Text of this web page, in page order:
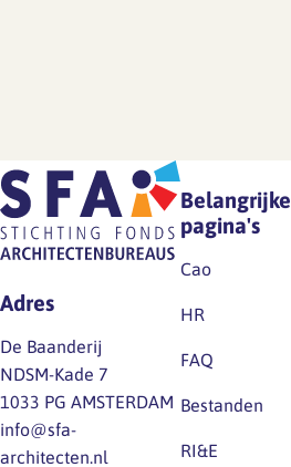
Adres
De Baanderij
NDSM-Kade 7
1033 PG AMSTERDAM
info@sfa-
architecten.nl
Belangrijke
pagina's
Cao
HR
FAQ
Bestanden
RI&E